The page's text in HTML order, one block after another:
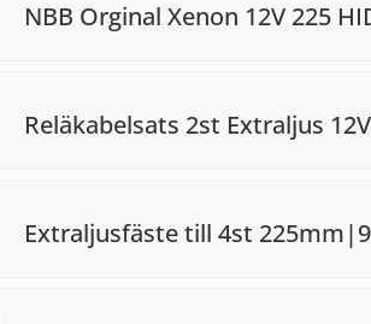
NBB Orginal Xenon 12V 225
Reläkabelsats 2st Extraljus
Extraljusfäste till 4st